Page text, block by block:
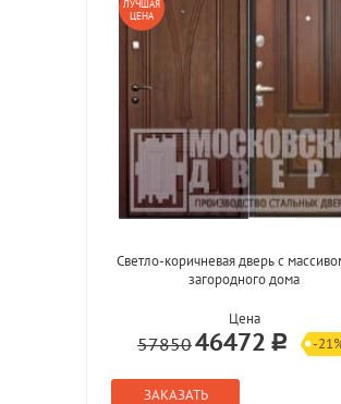
ЛУЧШАЯ
ЦЕНА
Светло-коричневая дверь с
загородного дома
Цена
5785046472 -
ЗАКАЗАТЬ